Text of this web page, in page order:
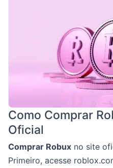
Como Comprar
Oficial
Comprar Robux no site
Primeiro, acesse